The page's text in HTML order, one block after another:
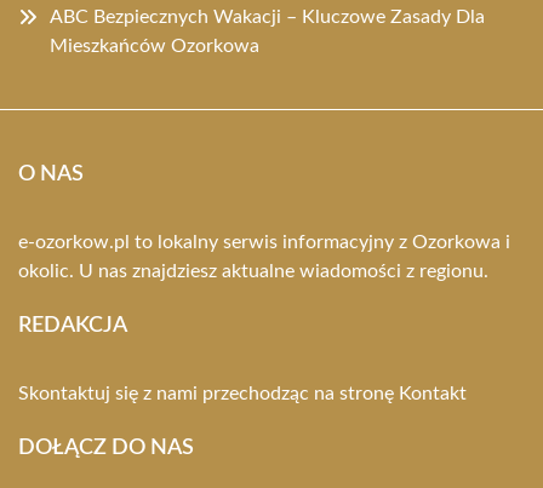
ABC Bezpiecznych Wakacji – Kluczowe Zasady Dla
Mieszkańców Ozorkowa
O NAS
e-ozorkow.pl to lokalny serwis informacyjny z Ozorkowa i
okolic. U nas znajdziesz aktualne wiadomości z regionu.
REDAKCJA
Skontaktuj się z nami przechodząc na stronę Kontakt
DOŁĄCZ DO NAS